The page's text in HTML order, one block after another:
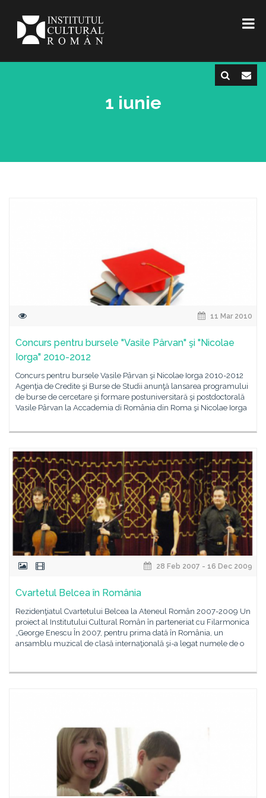
1 iunie
11 Mar 2010
Concurs pentru bursele "Vasile Pârvan" şi "Nicolae
Iorga" 2010-2012
Concurs pentru bursele Vasile Pârvan şi Nicolae Iorga 2010-2012
Agenţia de Credite şi Burse de Studii anunţă lansarea programului
de burse de cercetare şi formare postuniversitară şi postdoctorală
Vasile Pârvan la Accademia di România din Roma şi Nicolae Iorga
28 Feb 2007 - 16 Dec 2009
Cvartetul Belcea în România
Rezidenţiatul Cvartetului Belcea la Ateneul Român 2007-2009 Un
proiect al Institutului Cultural Român în parteneriat cu Filarmonica
„George Enescu În 2007, pentru prima dată în România, un
ansamblu muzical de clasă internaţională şi-a legat numele de o